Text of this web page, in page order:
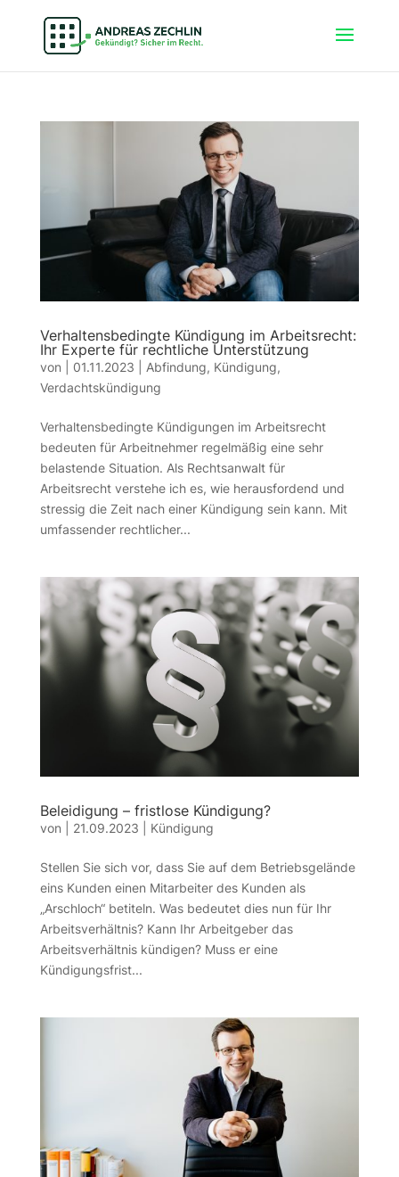
Verhaltensbedingte Kündigung im Arbeitsrecht:
Ihr Experte für rechtliche Unterstützung
von 01.11.2023 Abfindung, Kündigung,
Verdachtskündigung
Verhaltensbedingte Kündigungen im Arbeitsrecht
bedeuten für Arbeitnehmer regelmäßig eine sehr
belastende Situation. Als Rechtsanwalt für
Arbeitsrecht verstehe ich es, wie herausfordend und
stressig die Zeit nach einer Kündigung sein kann. Mit
umfassender rechtlicher...
Beleidigung – fristlose Kündigung?
von 21.09.2023 Kündigung
Stellen Sie sich vor, dass Sie auf dem Betriebsgelände
eins Kunden einen Mitarbeiter des Kunden als
„Arschloch“ betiteln. Was bedeutet dies nun für Ihr
Arbeitsverhältnis? Kann Ihr Arbeitgeber das
Arbeitsverhältnis kündigen? Muss er eine
Kündigungsfrist...